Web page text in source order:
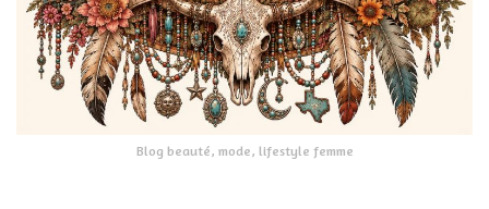
Blog beauté, mode, lifestyle femme